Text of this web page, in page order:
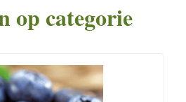
op categorie